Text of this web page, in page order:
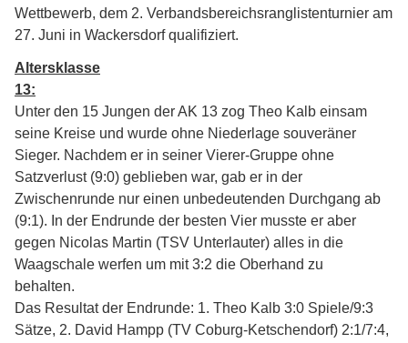
Wettbewerb, dem 2. Verbandsbereichsranglistenturnier am
27. Juni in Wackersdorf qualifiziert.
Altersklasse
13:
Unter den 15 Jungen der AK 13 zog Theo Kalb einsam
seine Kreise und wurde ohne Niederlage souveräner
Sieger. Nachdem er in seiner Vierer-Gruppe ohne
Satzverlust (9:0) geblieben war, gab er in der
Zwischenrunde nur einen unbedeutenden Durchgang ab
(9:1). In der Endrunde der besten Vier musste er aber
gegen Nicolas Martin (TSV Unterlauter) alles in die
Waagschale werfen um mit 3:2 die Oberhand zu
Das Resultat der Endrunde: 1. Theo Kalb 3:0 Spiele/9:3
Sätze, 2. David Hampp (TV Coburg-Ketschendorf) 2:1/7:4,